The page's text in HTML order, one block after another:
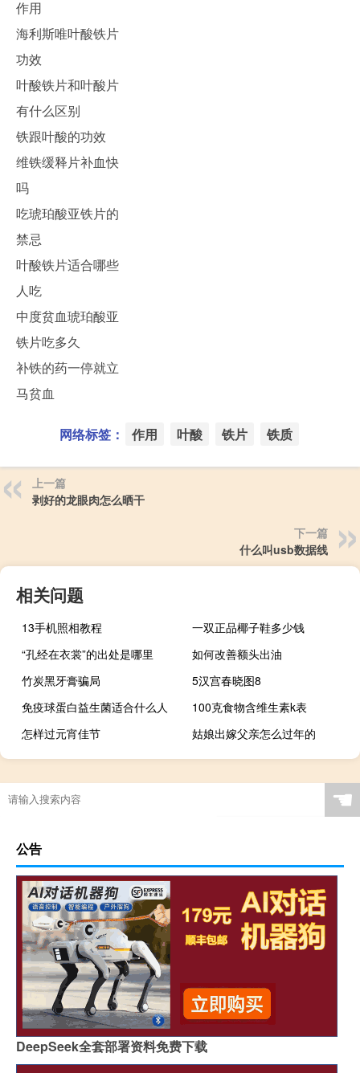
作用
海利斯唯叶酸铁片
功效
叶酸铁片和叶酸片
有什么区别
铁跟叶酸的功效
维铁缓释片补血快
吗
吃琥珀酸亚铁片的
禁忌
叶酸铁片适合哪些
人吃
中度贫血琥珀酸亚
铁片吃多久
补铁的药一停就立
马贫血
网络标签： 作用 叶酸 铁片 铁质
上一篇
剥好的龙眼肉怎么晒干
下一篇
什么叫usb数据线
相关问题
13手机照相教程
一双正品椰子鞋多少钱
“孔经在衣裳”的出处是哪里
如何改善额头出油
竹炭黑牙膏骗局
5汉宫春晓图8
免疫球蛋白益生菌适合什么人
100克食物含维生素k表
怎样过元宵佳节
姑娘出嫁父亲怎么过年的
☚
公告
DeepSeek全套部署资料免费下载